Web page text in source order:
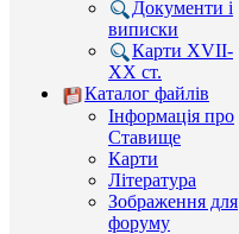
Документи і
виписки
Карти XVII-
XX ст.
Каталог файлів
Інформація про
Ставище
Карти
Література
Зображення для
форуму